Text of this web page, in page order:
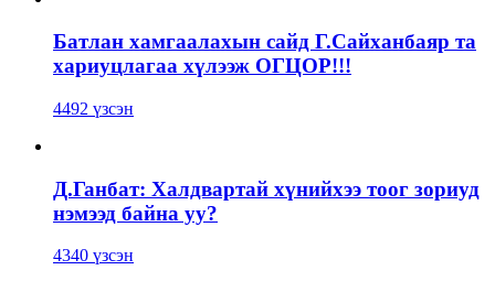
Батлан хамгаалахын сайд Г.Сайханбаяр та
хариуцлагаа хүлээж ОГЦОР!!!
4492 үзсэн
Д.Ганбат: Халдвартай хүнийхээ тоог зориуд
нэмээд байна уу?
4340 үзсэн